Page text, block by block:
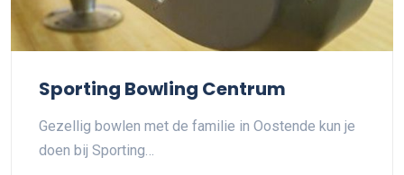
Sporting Bowling Centrum
Gezellig bowlen met de familie in Oostende kun je
doen bij Sporting…